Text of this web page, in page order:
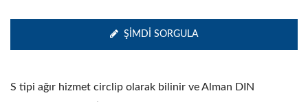
ŞIMDI SORGULA
S tipi ağır hizmet circlip olarak bilinir ve Alman DIN